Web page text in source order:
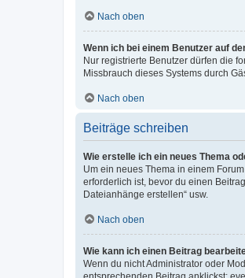
Nach oben
Wenn ich bei einem Benutzer auf
Nur registrierte Benutzer dürfen die
Missbrauch dieses Systems durch
Nach oben
Beiträge schreiben
Wie erstelle ich ein neues Thema
Um ein neues Thema in einem
erforderlich ist, bevor du einen
Dateianhänge erstellen“ usw.
Nach oben
Wie kann ich einen Beitrag
Wenn du nicht Administrator oder